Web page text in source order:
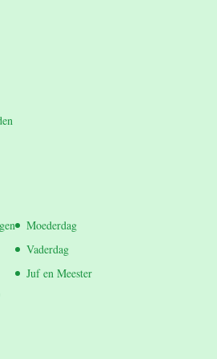
Moederdag
Vaderdag
Juf en Meester